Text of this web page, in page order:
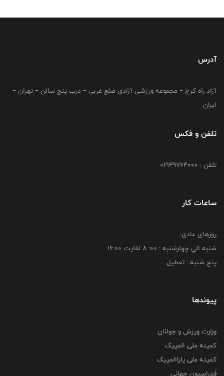
آدرس
آزاد راه کرج – مجموعه ورزشی آزادی ضلع غربی – درب پنج سالن – تهران –
ایران
تلفن و فکس
تلفن : 02149764000
ساعات کار
روزهای عادی:
شنبه الي چهارشنبه : 00: 8 لغايت 16:00
پنج شنبه : تعطیل
پیوندها
وزارت ورزش و جوانان
کمیته ملی المپیک
کمیته ملی پاراالمپیک
فدراسیون جهانی